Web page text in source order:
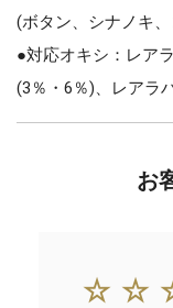
(ボタン、シナノキ
●対応オキシ：レア
(3％・6％)、レアラ
お